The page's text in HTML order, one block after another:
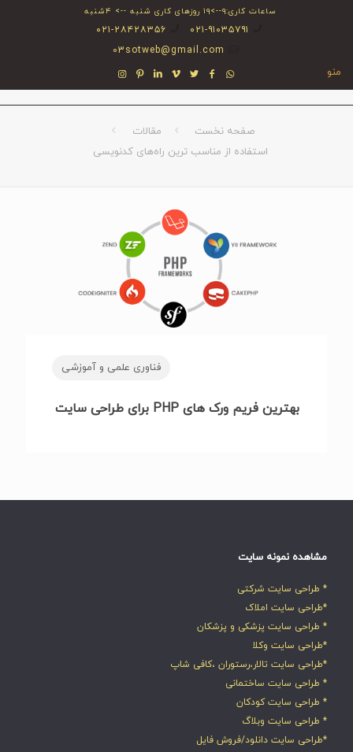
ساعات کاری:۹-->۱۹ روزهای کاری شنبه --> ۴شنبه
۰۲۱-۹۱۰۳۵۷۹۱
۰۲۱-۲۸۴۲۸۳۵۶
03sotweb@gmail.com
منو
صفحه نخست
مقالات
استفاده از مناسب ترین راه‌های کدنویسی
فناوری علمی و آموزشی
بهترین فریم ورک های PHP برای طراحی سایت
مشاهده نمونه سایت
* طراحی سایت شرکتی
*طراحی سایت املاک
* طراحی سایت پزشکی و پزشکان
*طراحی سایت وکلا
*طراحی سایت تالار،رستوران ،کافی شاپ
* طراحی سایت ساختمانی
* طراحی سایت کودکان
* طراحی سایت وبلاگ
*طراحی سایت دانلود/فروش فایل